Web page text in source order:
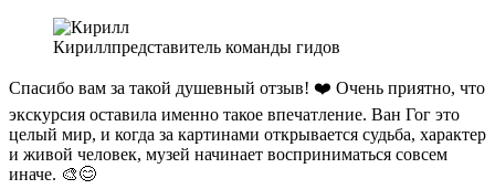
Кириллпредставитель команды гидов
Спасибо вам за такой душевный отзыв! ❤️ Очень приятно, что
экскурсия оставила именно такое впечатление. Ван Гог это
целый мир, и когда за картинами открывается судьба, характер
и живой человек, музей начинает восприниматься совсем
иначе. 🎨😊